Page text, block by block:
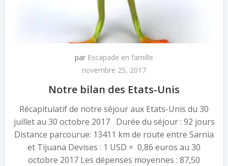
par Escapade en famille
novembre 25, 2017
Notre bilan des Etats-Unis
Récapitulatif de notre séjour aux Etats-Unis du 30
juillet au 30 octobre 2017 Durée du séjour : 92 jours
Distance parcourue: 13411 km de route entre Sarnia
et Tijuana Devises : 1 USD = 0,86 euros au 30
octobre 2017 Les dépenses moyennes : 87,50